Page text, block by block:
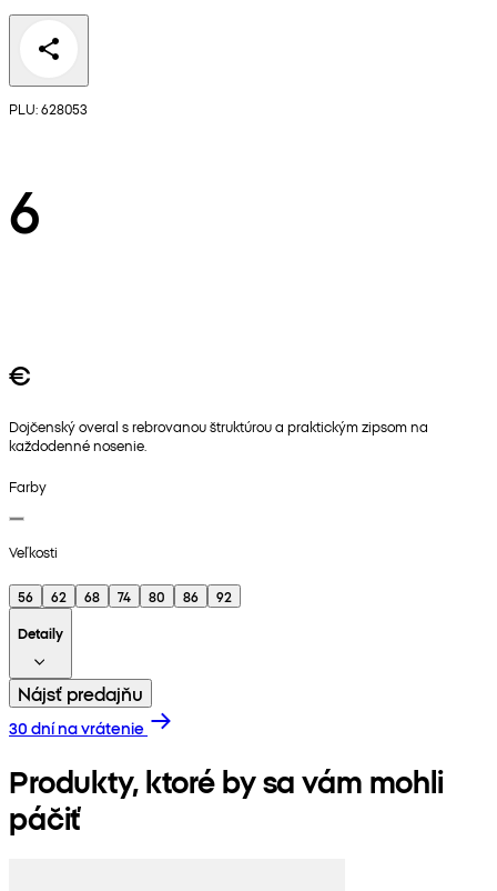
PLU: 628053
6
€
Dojčenský overal s rebrovanou štruktúrou a praktickým zipsom na
každodenné nosenie.
Farby
Veľkosti
56 62 68 74 80 86
92
Detaily
Nájsť predajňu
30 dní na vrátenie
Produkty, ktoré by sa vám mohli
páčiť